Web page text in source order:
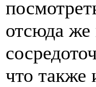
отсюда же
что также